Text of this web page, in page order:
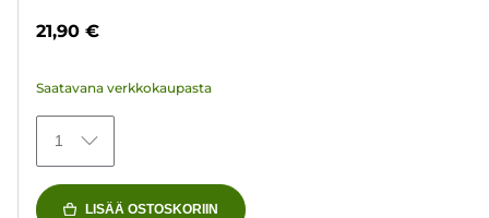
152
21,90 €
Saatavana verkkokaupasta
1
LISÄÄ OSTOSKORIIN